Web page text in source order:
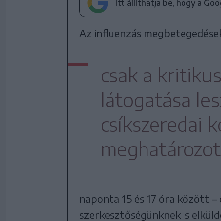
Itt állíthatja be, hogy a
Az influenzás
csak a
látogatása
csíkszeredai
naponta 15 és 17 óra között
szerkesztőségünknek is